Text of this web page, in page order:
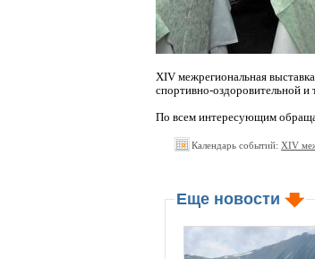
XIV межрегиональная
спортивно-оздоровительной и
По всем интересующим
Календарь событий: XIV
Еще новости